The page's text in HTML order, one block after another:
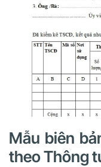
Mẫu biên
theo Thông